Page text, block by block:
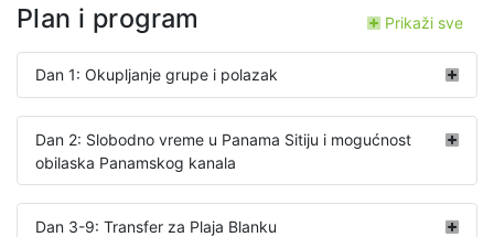
Plan i program Prikaži sve
Dan 1: Okupljanje grupe i polazak
Dan 2: Slobodno vreme u Panama Sitiju i mogućnost
obilaska Panamskog kanala
Dan 3-9: Transfer za Plaja Blanku